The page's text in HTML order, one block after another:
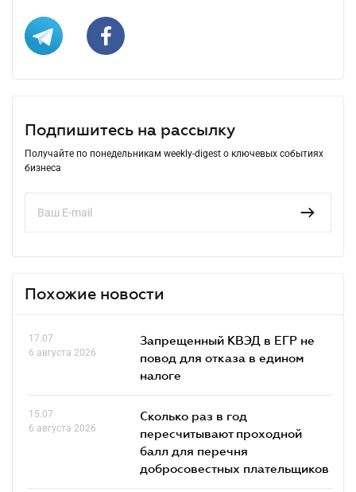
Подпишитесь на рассылку
Получайте по понедельникам weekly-digest о ключевых событиях
бизнеса
Похожие новости
17.07
6 августа 2026
Запрещенный КВЭД в ЕГР не
повод для отказа в едином
налоге
15.07
6 августа 2026
Сколько раз в год
пересчитывают проходной
балл для перечня
добросовестных плательщиков